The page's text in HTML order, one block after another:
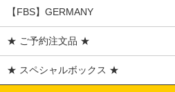
【FBS】GERMANY
★ ご予約注文品 ★
★ スペシャルボックス ★